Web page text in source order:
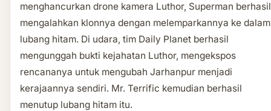
menghancurkan drone kamera Luthor, Superman berhasil
mengalahkan klonnya dengan melemparkannya ke dalam
lubang hitam. Di udara, tim Daily Planet berhasil
mengunggah bukti kejahatan Luthor, mengekspos
rencananya untuk mengubah Jarhanpur menjadi
kerajaannya sendiri. Mr. Terrific kemudian berhasil
menutup lubang hitam itu.